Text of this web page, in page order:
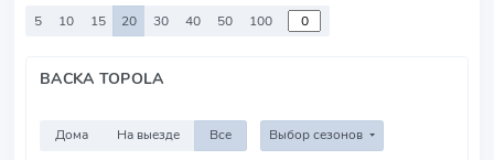
5 10 15 20 30 40 50 100
BACKA TOPOLA
Дома На выезде Все Выбор сезонов